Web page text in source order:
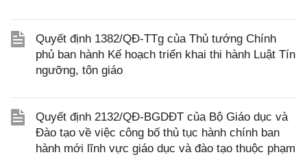
Quyết định 1382/QĐ-TTg của Thủ tướng Chính
phủ ban hành Kế hoạch triển khai thi hành Luật Tín
ngưỡng, tôn giáo
Quyết định 2132/QĐ-BGDĐT của Bộ Giáo dục và
Đào tạo về việc công bố thủ tục hành chính ban
hành mới lĩnh vực giáo dục và đào tạo thuộc phạm